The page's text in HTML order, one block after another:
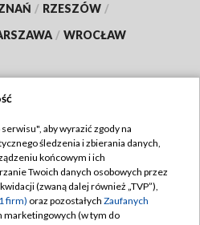
/ RZESZÓW /
/ WROCŁAW
TVP
TVP
prywatności
aby wyrazić zgody na
śledzenia i zbierania danych,
końcowym i ich
Twoich danych osobowych przez
(zwaną dalej również „TVP”),
firm) oraz pozostałych Zaufanych
marketingowych (w tym do